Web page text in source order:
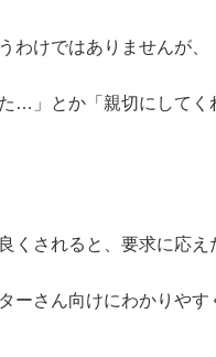
わけではありませんが、
た…」とか「親切にして
くされると、要求に応
ーさん向けにわかりや